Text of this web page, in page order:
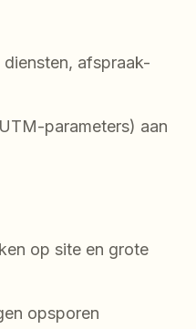
afspraak-
parameters) aan
op site en grote
opsporen